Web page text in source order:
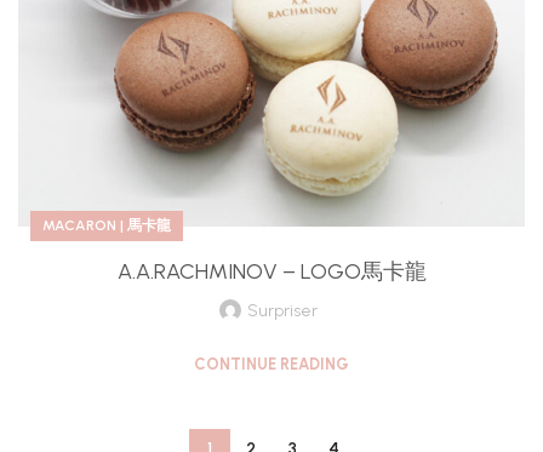
MACARON | 馬卡龍
A.A.RACHMINOV – LOGO馬卡龍
Surpriser
CONTINUE READING